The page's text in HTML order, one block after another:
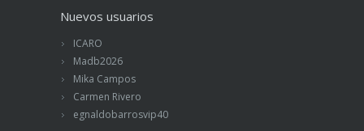
Nuevos usuarios
ICARO
Madb2026
Mika Campos
Carmen Rivero
egnaldobarrosvip40